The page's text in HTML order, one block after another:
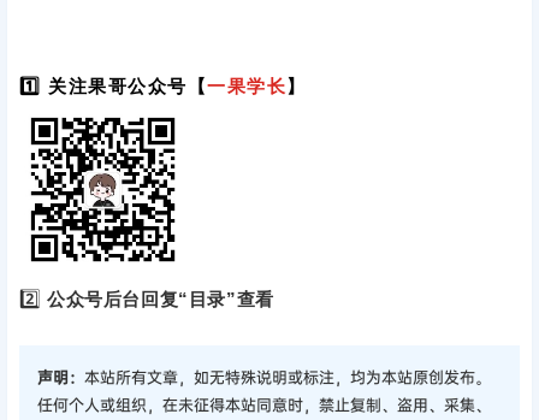
1️⃣ 关注果哥公众号【一果学长】
2️⃣公众号后台回复“目录”查看
声明： 本站所有文章，如无特殊说明或标注，均为本站原创发布。
任何个人或组织，在未征得本站同意时，禁止复制、盗用、采集、